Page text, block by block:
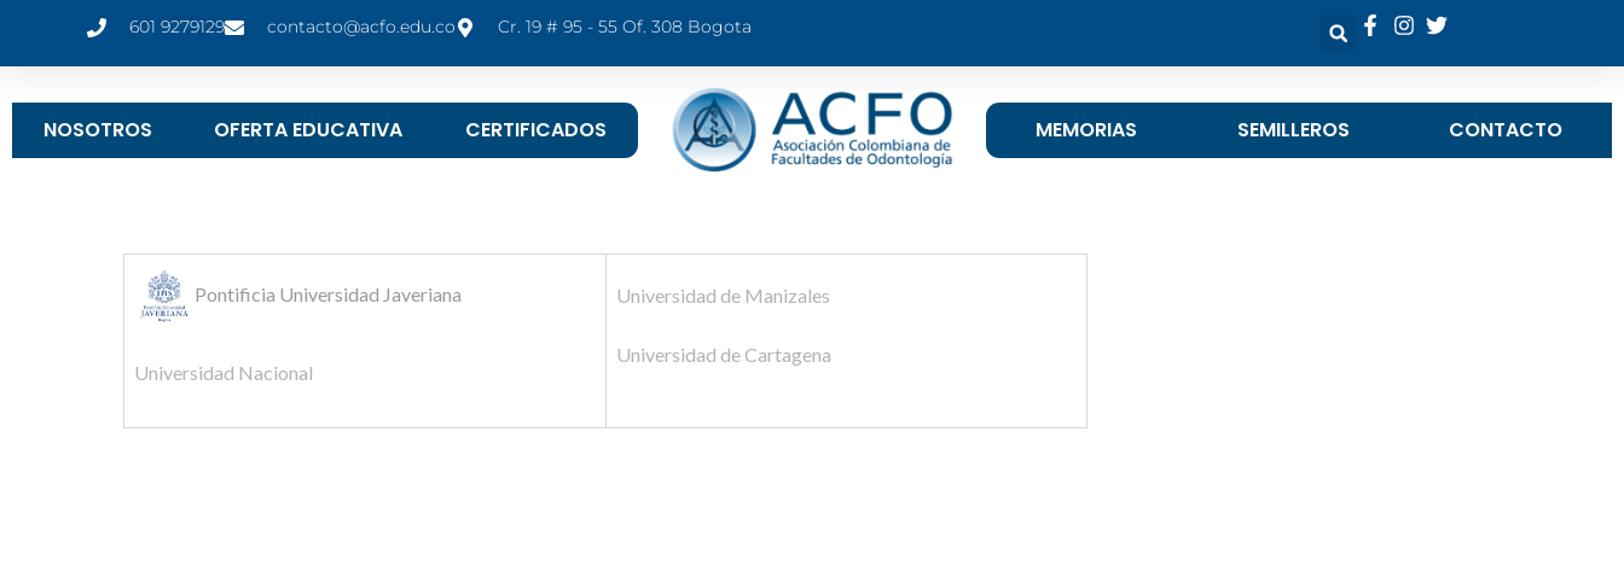
601 9279129 contacto@acfo.edu.co Cr. 19 # 95 - 55 Of. 308 Bogota
NOSOTROS OFERTA EDUCATIVA CERTIFICADOS MEMORIAS SEMILLEROS CONTACTO
Pontificia Universidad Javeriana
Universidad Nacional
Universidad de Manizales
Universidad de Cartagena